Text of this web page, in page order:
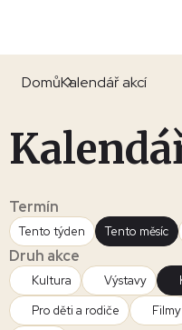
DomůKalendář akcí
Termín
Tento týden Tento měsíc
Druh akce
Kultura Výstavy
Pro děti a rodiče
Filmy